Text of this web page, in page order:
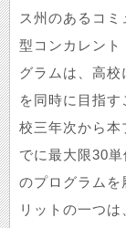
ス州のあるコ
型コンカレント
グラムは、高
を同時に目指
校三年次から本
でに最大限30
のプログラムを
リットの一つは